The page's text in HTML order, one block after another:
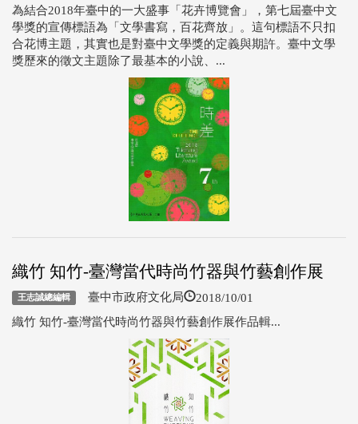
為結合2018年臺中的一大盛事「花卉博覽會」，第七屆臺中文
學獎的宣傳標語為「文學書寫，百花齊放」。這句標語不只扣
合花博主題，其實也是對臺中文學獎的定義與期許。臺中文學
獎歷來的徵文主題除了最基本的小說、...
織竹 知竹-臺灣當代時尚竹器與竹藝創作展
王志誠總編輯 臺中市政府文化局 2018/10/01
織竹 知竹-臺灣當代時尚竹器與竹藝創作展作品輯...